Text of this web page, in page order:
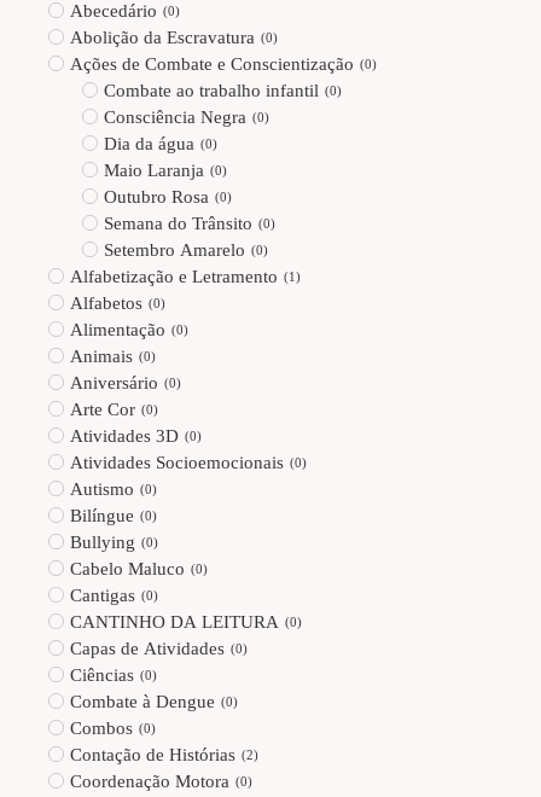
Abecedário (0)
Abolição da Escravatura (0)
Ações de Combate e Conscientização (0)
Combate ao trabalho infantil (0)
Consciência Negra (0)
Dia da água (0)
Maio Laranja (0)
Outubro Rosa (0)
Semana do Trânsito (0)
Setembro Amarelo (0)
Alfabetização e Letramento (1 )
Alfabetos (0)
Alimentação (0)
Animais (0)
Aniversário (0)
Arte Cor (0)
Atividades 3D (0)
Atividades Socioemocionais (0)
Autismo (0)
Bilíngue (0)
Bullying (0)
Cabelo Maluco (0)
Cantigas (0)
CANTINHO DA LEITURA (0)
Capas de Atividades (0)
Ciências (0)
Combate à Dengue (0)
Combos (0)
Contação de Histórias (2)
Coordenação Motora (0)